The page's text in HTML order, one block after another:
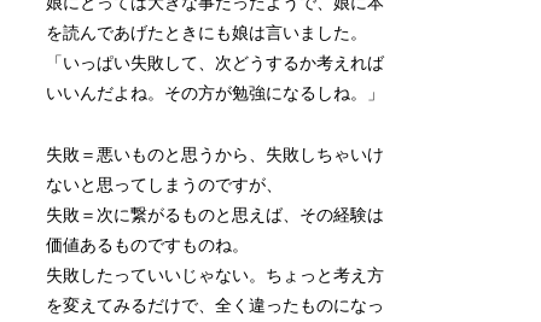
を読んであげたときにも娘は言いました。
「いっぱい失敗して、次どうするか考えれば
いいんだよね。その方が勉強になるしね。」
失敗＝悪いものと思うから、失敗しちゃいけ
ないと思ってしまうのですが、
失敗＝次に繋がるものと思えば、その経験は
価値あるものですものね。
失敗したっていいじゃない。ちょっと考え方
を変えてみるだけで、全く違ったものになっ